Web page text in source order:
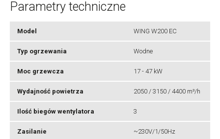
Parametry techniczne
Model WING W200 EC
Typ ogrzewania Wodne
Moc grzewcza 17 - 47 kW
Wydajność powietrza 2050 / 3150 / 4400 m³/h
Ilość biegów wentylatora 3
Zasilanie ~230V/1/50Hz